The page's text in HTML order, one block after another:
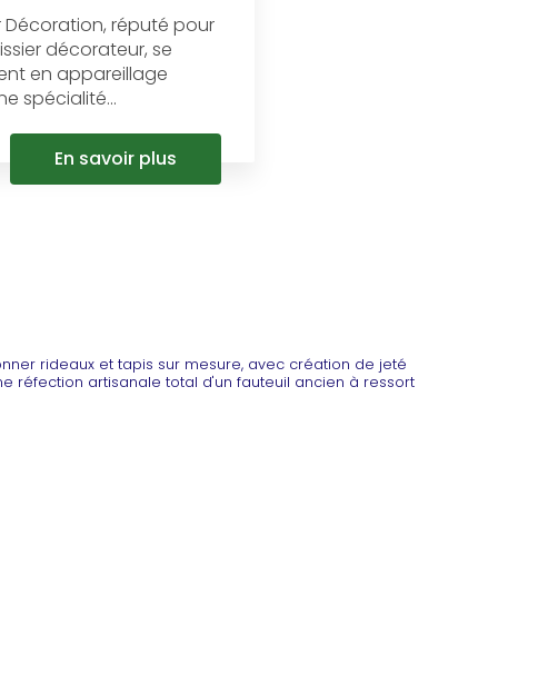
Décoration, réputé pour
décorateur, se
en appareillage
spécialité...
En savoir plus
rideaux et tapis sur mesure, avec création de jeté
réfection artisanale total d'un fauteuil ancien à ressort